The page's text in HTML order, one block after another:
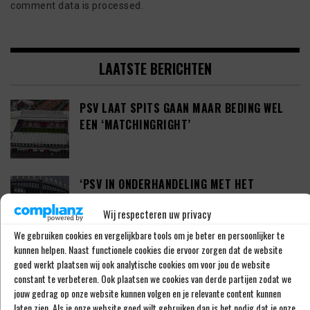
Wij respecteren uw privacy
We gebruiken cookies en vergelijkbare tools om je beter en persoonlijker te
kunnen helpen. Naast functionele cookies die ervoor zorgen dat de website
goed werkt plaatsen wij ook analytische cookies om voor jou de website
constant te verbeteren. Ook plaatsen we cookies van derde partijen zodat we
jouw gedrag op onze website kunnen volgen en je relevante content kunnen
comment data is processed.
LAATSTE BERICHTEN
PSV LAAT SPITS GAAN MAAR BEDING WEL
EEN ‘MATCHINGRIGHT’
‘PSV IN ONDERHANDELING MET HET
‘PSV WIL ZICH GAAN VERSTERKEN MET 29-
JARIGE ADAMA CAMARA’